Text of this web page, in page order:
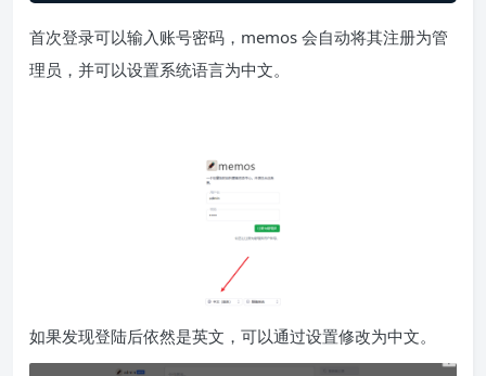
首次登录可以输入账号密码，memos 会自动将其注册为管
理员，并可以设置系统语言为中文。
如果发现登陆后依然是英文，可以通过设置修改为中文。